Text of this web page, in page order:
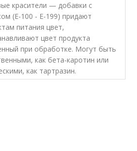
красители — добавки с
(E-100 - E-199) придают
питания цвет,
цвет продукта
при обработке. Могут быть
как бета-каротин или
как тартразин.